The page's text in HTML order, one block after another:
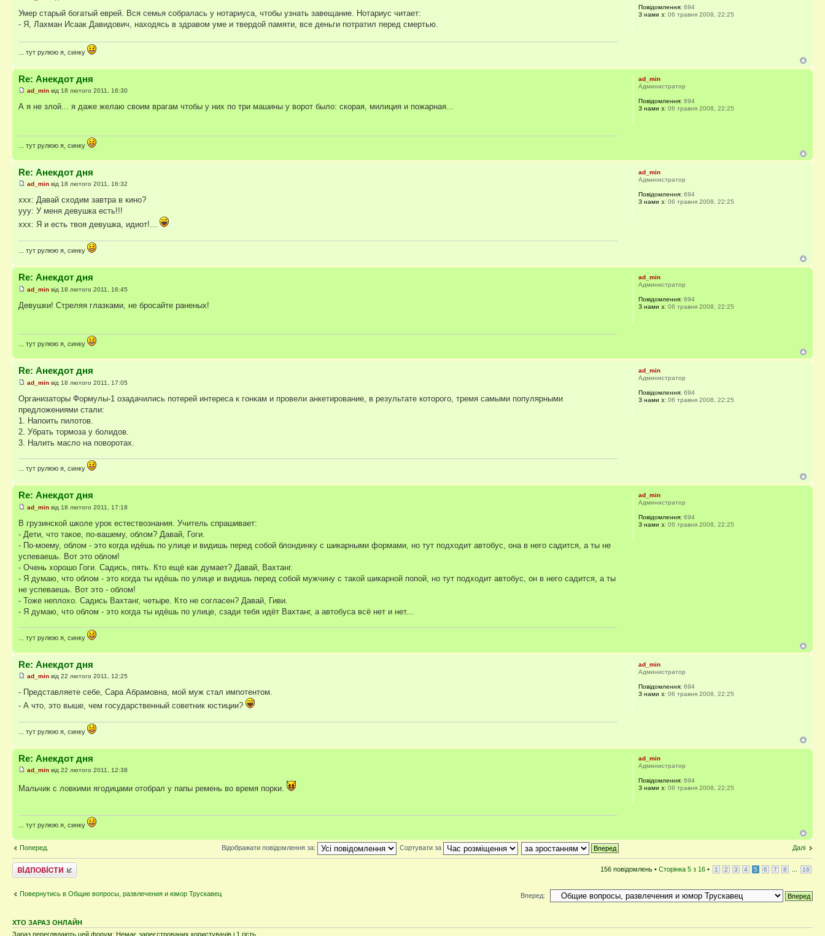
Умер старый богатый еврей. Вся семья собралась у нотариуса, чтобы узнать завещание. Нотариус читает:
- Я, Лахман Исаак Давидович, находясь в здравом уме и твердой памяти, все деньги потратил перед смертью.
... тут рулюю я, синку
Повідомлення: 694
З нами з: 06 травня 2008, 22:25
Re: Анекдот дня
ad_min від 18 лютого 2011, 16:30
А я не злой... я даже желаю своим врагам чтобы у них по три машины у ворот было: скорая, милиция и пожарная...
... тут рулюю я, синку
ad_min
Администратор
Повідомлення: 694
З нами з: 06 травня 2008, 22:25
Re: Анекдот дня
ad_min від 18 лютого 2011, 16:32
xxx: Давай сходим завтра в кино?
yyy: У меня девушка есть!!!
xxx: Я и есть твоя девушка, идиот!...
... тут рулюю я, синку
ad_min
Администратор
Повідомлення: 694
З нами з: 06 травня 2008, 22:25
Re: Анекдот дня
ad_min від 18 лютого 2011, 16:45
Девушки! Стреляя глазками, не бросайте раненых!
... тут рулюю я, синку
ad_min
Администратор
Повідомлення: 694
З нами з: 06 травня 2008, 22:25
Re: Анекдот дня
ad_min від 18 лютого 2011, 17:05
Организаторы Формулы-1 озадачились потерей интереса к гонкам и провели анкетирование, в результате которого, тремя самыми популярными
предложениями стали:
1. Напоить пилотов.
2. Убрать тормоза у болидов.
3. Налить масло на поворотах.
... тут рулюю я, синку
ad_min
Администратор
Повідомлення: 694
З нами з: 06 травня 2008, 22:25
Re: Анекдот дня
ad_min від 18 лютого 2011, 17:18
В грузинской школе урок естествознания. Учитель спрашивает:
- Дети, что такое, по-вашему, облом? Давай, Гоги.
- По-моему, облом - это когда идёшь по улице и видишь перед собой блондинку с шикарными формами, но тут подходит автобус, она в него садится, а ты не
успеваешь. Вот это облом!
- Очень хорошо Гоги. Садись, пять. Кто ещё как думает? Давай, Вахтанг.
- Я думаю, что облом - это когда ты идёшь по улице и видишь перед собой мужчину с такой шикарной попой, но тут подходит автобус, он в него садится, а ты
не успеваешь. Вот это - облом!
- Тоже неплохо. Садись Вахтанг, четыре. Кто не согласен? Давай, Гиви.
- Я думаю, что облом - это когда ты идёшь по улице, сзади тебя идёт Вахтанг, а автобуса всё нет и нет...
... тут рулюю я, синку
ad_min
Администратор
Повідомлення: 694
З нами з: 06 травня 2008, 22:25
Re: Анекдот дня
ad_min від 22 лютого 2011, 12:25
- Представляете себе, Сара Абрамовна, мой муж стал импотентом.
- А что, это выше, чем государственный советник юстиции?
... тут рулюю я, синку
ad_min
Администратор
Повідомлення: 694
З нами з: 06 травня 2008, 22:25
Re: Анекдот дня
ad_min від 22 лютого 2011, 12:38
Мальчик с ловкими ягодицами отобрал у папы ремень во время порки.
... тут рулюю я, синку
ad_min
Администратор
Повідомлення: 694
З нами з: 06 травня 2008, 22:25
Поперед. Далі
Відображати повідомлення за: Сортувати за
Відповісти 156 повідомлень • Сторінка 5 з 16 • 1 2 3 4 5 6 7 8 16
Повернутись в Общие вопросы, развлечения и юмор Трускавец Вперед:
ХТО ЗАРАЗ ОНЛАЙН
Зараз переглядають цей форум: Немає зареєстрованих користувачів і 1 гість